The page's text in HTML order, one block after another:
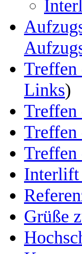
Treffen
Links)
Interlift
Grüße